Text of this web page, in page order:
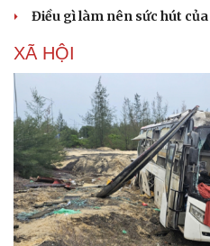
Điều gì làm nên sức hút
XÃ HỘI